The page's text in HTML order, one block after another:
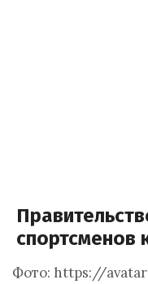
спортсменов
Фото: https://